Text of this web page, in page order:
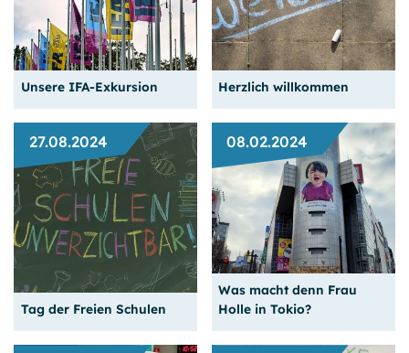
Spannende Erfahrungen
beim Praktikum
Weiterlesen
Kennenlernen mit Spaß-
Faktor
Weiterlesen
Unsere IFA-Exkursion
Gruselige Begeg­nungen
und ein Blick in die
Zukunft
Weiterlesen
Herzlich willkommen
Das neue Schuljahr ist
gestartet
Weiterlesen
27.08.2024
Tag der Freien Schulen
08.02.2024
Was macht denn Frau
Holle in Tokio?